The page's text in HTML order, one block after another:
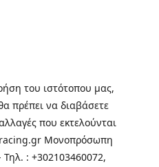
του ιστότοπου μας,
πρέπει να διαβάσετε
που εκτελούνται
Μονοπρόσωπη
Τηλ. : +302103460072,